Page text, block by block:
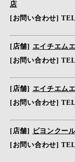
店
[お問い合わせ]
[店舗] エイチエム
[お問い合わせ]
[店舗] エイチエム
[お問い合わせ]
[店舗]
ビヨンクー
[お問い合わせ]